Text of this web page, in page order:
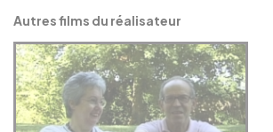
Autres films du réalisateur